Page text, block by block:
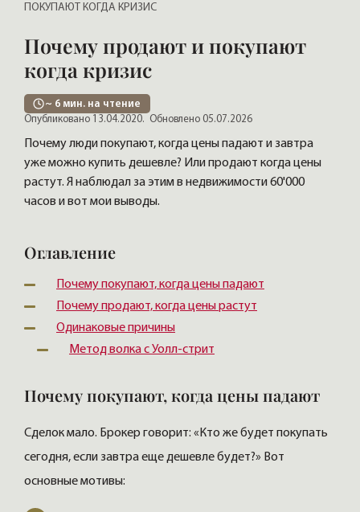
ПОКУПАЮТ КОГДА КРИЗИС
Почему продают и покупают
когда кризис
~ 6 мин. на чтение
Опубликовано 13.04.2020. Обновлено 05.07.2026
Почему люди покупают, когда цены падают и завтра
уже можно купить дешевле? Или продают когда цены
растут. Я наблюдал за этим в недвижимости 60'000
часов и вот мои выводы.
Оглавление
Почему покупают, когда цены падают
Почему продают, когда цены растут
Одинаковые причины
Метод волка с Уолл-стрит
Почему покупают, когда цены падают
Сделок мало. Брокер говорит: «Кто же будет покупать
сегодня, если завтра еще дешевле будет?» Вот
основные мотивы: